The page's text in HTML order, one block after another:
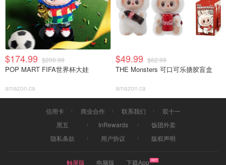
$174.99 $200.99
POP MART FIFA世界杯大娃
amazon.ca
$49.99 $62.99
THE Monsters 可口可乐搪胶盲盒
amazon.ca
信用卡 商业合作 联系我们
双十一
黑五
InRewards
饭团外卖
隐私条款
用户协议 版权声明
触屏版 电脑版 下载App